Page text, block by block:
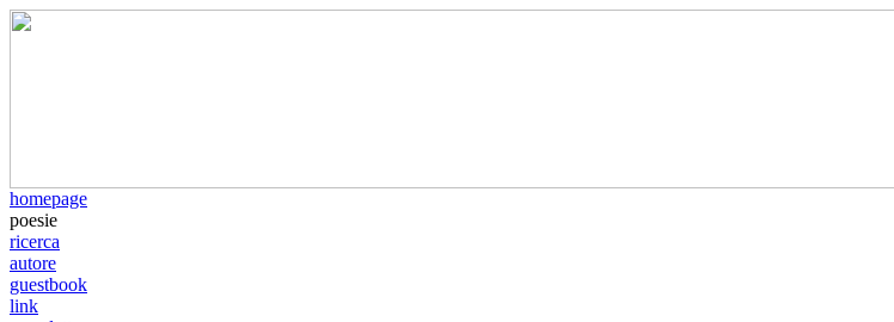
homepage
poesie
ricerca
autore
guestbook
link